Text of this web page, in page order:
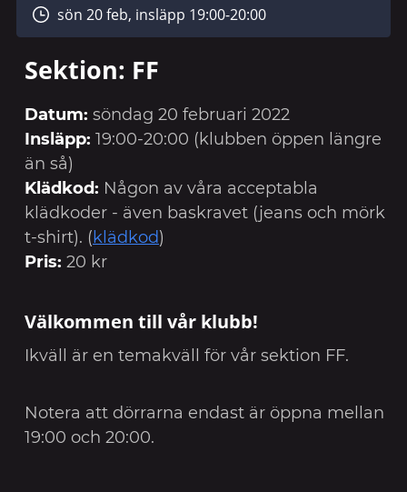
sön 20 feb, insläpp 19:00-20:00
Sektion: FF
Datum: söndag 20 februari 2022
Insläpp: 19:00-20:00 (klubben öppen längre
än så)
Klädkod: Någon av våra acceptabla
klädkoder - även baskravet (jeans och mörk
t-shirt). (klädkod)
Pris: 20 kr
Välkommen till vår klubb!
Ikväll är en temakväll för vår sektion FF.
Notera att dörrarna endast är öppna mellan
19:00 och 20:00.